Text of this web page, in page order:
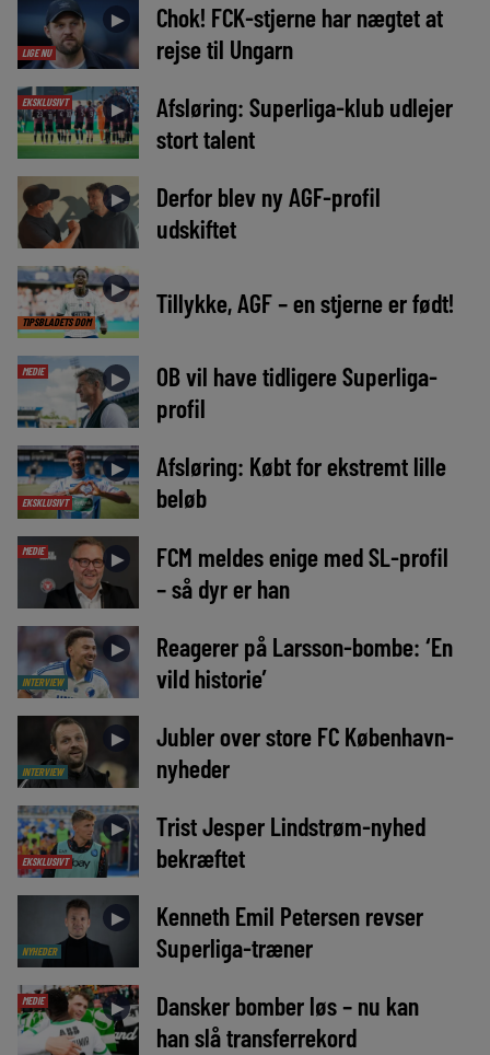
LIGE NU
►
Chok! FCK-stjerne har nægtet at
rejse til Ungarn
EKSKLUSIVT ►
Afsløring: Superliga-klub udlejer
stort talent
►
Derfor blev ny AGF-profil
udskiftet
TIPSBLADETS DOM
► Tillykke, AGF – en stjerne er født!
MEDIE ►
OB vil have tidligere Superliga-
profil
EKSKLUSIVT
►
Afsløring: Købt for ekstremt lille
beløb
MEDIE ►
FCM meldes enige med SL-profil
– så dyr er han
INTERVIEW
►
Reagerer på Larsson-bombe: ‘En
vild historie’
INTERVIEW
►
Jubler over store FC København-
nyheder
EKSKLUSIVT
►
Trist Jesper Lindstrøm-nyhed
bekræftet
NYHEDER
►
Kenneth Emil Petersen revser
Superliga-træner
MEDIE ►
Dansker bomber løs – nu kan
han slå transferrekord